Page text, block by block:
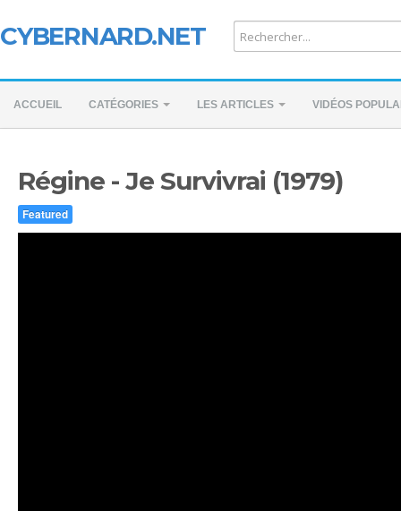
CYBERNARD.NET
ACCUEIL CATÉGORIES LES ARTICLES VIDÉOS
Régine - Je Survivrai (1979)
Featured